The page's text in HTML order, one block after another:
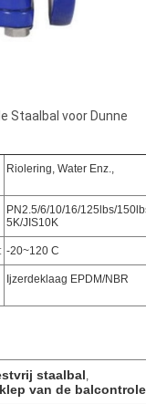
Staalbal voor Dunne
Riolering, Water Enz.,
PN2.5/6/10/16/125lbs/
5K/JIS10K
-20~120 C
Ijzerdeklaag EPDM/NBR
staalbal,
van de balcontrole